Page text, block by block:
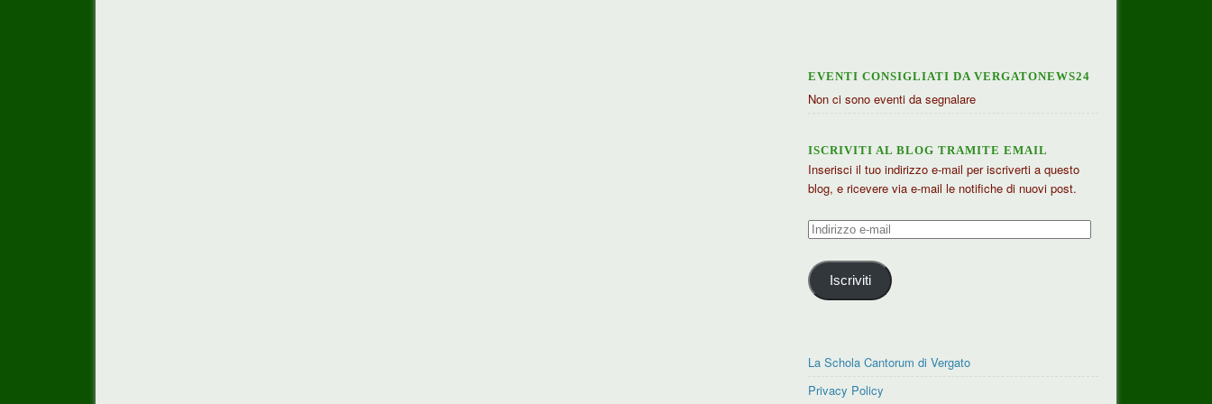
EVENTI CONSIGLIATI DA VERGATONEWS24
Non ci sono eventi da segnalare
ISCRIVITI AL BLOG TRAMITE EMAIL
Inserisci il tuo indirizzo e-mail per iscriverti a questo
blog, e ricevere via e-mail le notifiche di nuovi post.
Indirizzo
mail
Iscriviti
La Schola Cantorum di Vergato
Privacy Policy